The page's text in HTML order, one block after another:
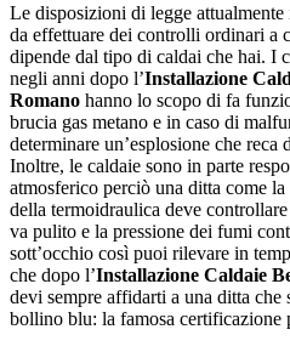
Le disposizioni di legge
da effettuare dei controlli ordinari a
dipende dal tipo di caldai che hai. I
negli anni dopo l’Installazione
Romano hanno lo scopo di fa
brucia gas metano e in caso di
determinare un’esplosione che reca
Inoltre, le caldaie sono in parte
atmosferico perciò una ditta come
della termoidraulica deve
va pulito e la pressione dei fumi
sott’occhio così puoi rilevare in
che dopo l’Installazione Caldaie
devi sempre affidarti a una ditta che
bollino blu: la famosa certificazione